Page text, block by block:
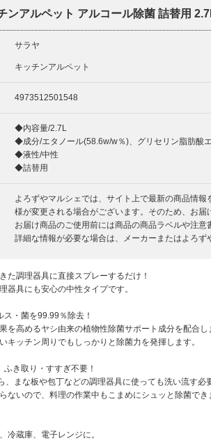
ンアルペット アルコール除菌 詰替用
サラヤ
キッチンアルペット
4973512501548
◆内容量/2.7L
◆成分/エタノール(58.6w/w％)、グリセリン脂肪酸
◆液性/中性
◆詰替用
よろずやマルシェでは、サイト上で最新の商品情
様が変更される場合がございます。そのため、お届
お届け商品のご使用前には商品の商品ラベルや注
詳細な情報が必要な場合は、メーカーまたはよろず
た調理器具に直接スプレーするだけ！
器具にも安心の中性タイプです。
・菌を99.99％除去！
を高めるヤシ由来の植物性除菌サポート成分を配合し
キッチン周りでもしっかりと除菌力を発揮します。
き取り・すすぎ不要！
、まな板や包丁などの調理器具に使っても洗い流す必
ないので、料理の作業中もこまめにシュッと除菌でき
冷蔵庫、電子レンジに。